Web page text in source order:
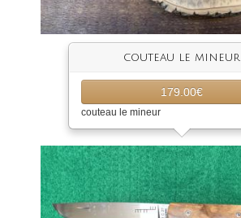
couteau le mineur
179.00€
couteau le mineur